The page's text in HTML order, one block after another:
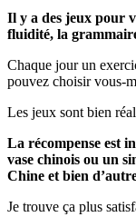
Il y a des jeux pour
fluidité, la
Chaque jour un
pouvez choisir vous-
Les jeux sont bien
La récompense est
vase chinois ou un
Chine et bien
Je trouve ça plus